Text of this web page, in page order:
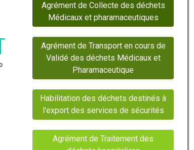
Agrément de Collecte des déchets
Médicaux et pharamaceutiques
Agrément de Transport en cours de
Validé des déchets Médicaux et
Pharamaceutique
Habilitation des déchets destinés à
l'export des services de sécurités
Agrément de Traitement des